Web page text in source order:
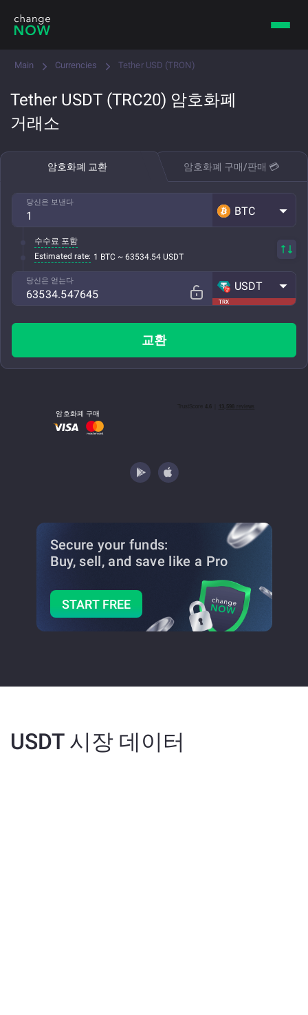
Main Currencies Tether USD (TRON)
Tether USDT (TRC20) 암호화폐
거래소
암호화폐 교환 암호화폐 구매/판매 💳
당신은 보낸다
BTC
수수료 포함
Estimated rate: 1 BTC ~ 63534.54 USDT
당신은 얻는다
TRX
USDT
교환
암호화폐 구매
Secure your funds:
Buy, sell, and save like a Pro
START FREE
USDT 시장 데이터